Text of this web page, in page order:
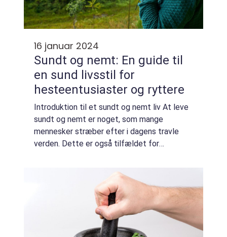
16 januar 2024
Sundt og nemt: En guide til
en sund livsstil for
hesteentusiaster og ryttere
Introduktion til et sundt og nemt liv At leve
sundt og nemt er noget, som mange
mennesker stræber efter i dagens travle
verden. Dette er også tilfældet for